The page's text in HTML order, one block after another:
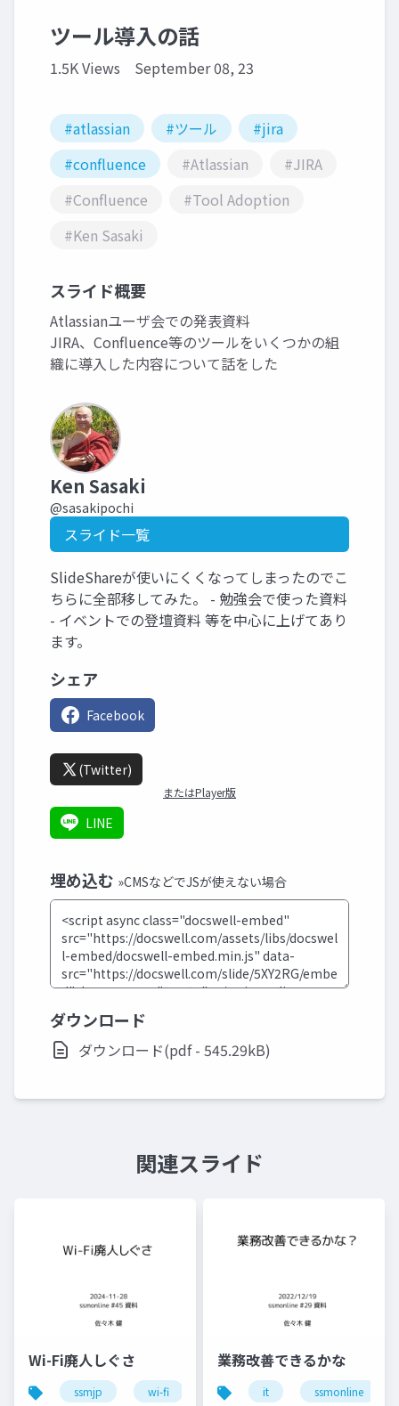
ツール導入の話
1.5K Views September 08, 23
#atlassian #ツール
#jira
#confluence
#Atlassian
#JIRA
#Confluence
#Tool Adoption
#Ken Sasaki
スライド概要
Atlassianユーザ会での発表資料
JIRA、Confluence等のツールをいくつかの組
織に導入した内容について話をした
Ken Sasaki
@sasakipochi
スライド一覧
SlideShareが使いにくくなってしまったのでこ
ちらに全部移してみた。 - 勉強会で使った資料
- イベントでの登壇資料 等を中心に上げてあり
ます。
シェア
Facebook
(Twitter)
またはPlayer版
LINE
埋め込む »CMSなどでJSが使えない場合
ダウンロード
ダウンロード(pdf - 545.29kB)
関連スライド
Wi-Fi廃人しぐさ
ssmjp wi-fi conbu bakuchiku
業務改善できるかな
it ssmonline